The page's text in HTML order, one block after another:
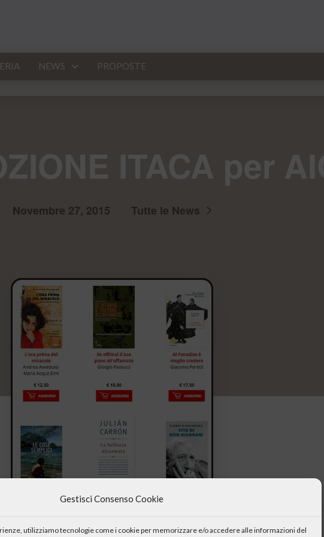
Gestisci Consenso Cookie
utilizziamo tecnologie come i cookie per memorizzare e/o accedere alle informazioni del
NEWS PROPOSTE
Novembre 27, 2015 Tutte le News